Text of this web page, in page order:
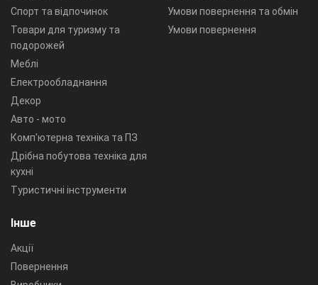
Спорт та відпочинок
Товари для туризму та
подорожей
Меблі
Електрообладнання
Декор
Авто - мото
Комп'ютерна техніка та ПЗ
Дрібна побутова техніка для
кухні
Туристичні інструменти
Умови повернення та обмін
Умови повернення
Інше
Акції
Повернення